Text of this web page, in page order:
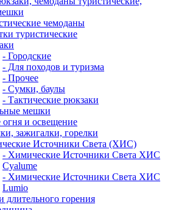
чемоданы
туристические
- Городские
- Для походов и туризма
- Прочее
- Сумки, баулы
- Тактические рюкзаки
мешки
огня и освещение
зажигалки, горелки
Источники Света (ХИС)
- Химические Источники Света ХИС
Cyalume
- Химические Источники Света ХИС
Lumio
длительного горения